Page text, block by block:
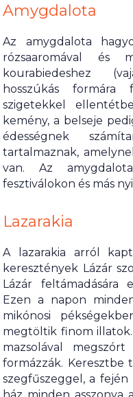
Amygdalota
Az amygdalota
rózsaaromával és
kourabiedeshez
hosszúkás
szigetekkel
kemény, a belseje
édességnek
tartalmaznak,
van. Az
fesztiválokon és más
Lazarakia
A lazarakia arról
keresztények Lázár
Lázár feltámadására
Ezen a napon
mikónosi
megtöltik finom
mazsolával
formázzák. Keresztbe
szegfűszeggel, a
ház minden asszonya